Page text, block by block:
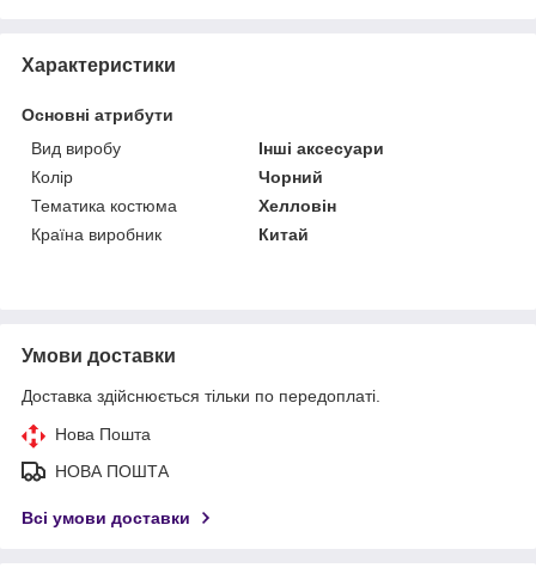
Характеристики
Основні атрибути
Вид виробу
Інші аксесуари
Колір
Чорний
Тематика костюма
Хелловін
Країна виробник
Китай
Умови доставки
Доставка здійснюється тільки по передоплаті.
Нова Пошта
НОВА ПОШТА
Всі умови доставки